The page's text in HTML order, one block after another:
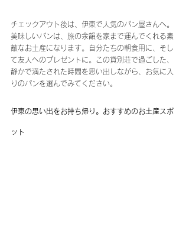
チェックアウト後は、伊東で人気のパン屋さんへ。
美味しいパンは、旅の余韻を家まで運んでくれる素
敵なお土産になります。自分たちの朝食用に、そし
て友人へのプレゼントに。この貸別荘で過ごした、
静かで満たされた時間を思い出しながら、お気に入
りのパンを選んでみてください。
伊東の思い出をお持ち帰り。おすすめのお土産スポ
ット